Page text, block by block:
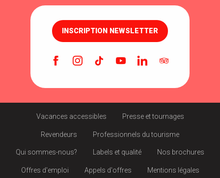
INSCRIPTION NEWSLETTER
Vacances accessibles Presse et tournages
Revendeurs Professionnels du tourisme
Qui sommes-nous? Labels et qualité Nos brochures
Offres d'emploi Appels d'offres Mentions légales